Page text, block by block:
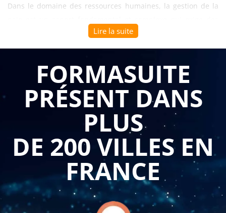
Dans le domaine des ressources humaines, la gestion de la
connaissances approfondies et une maîtrise des
réglementations en vigueur. En tant que professionnel de la
B to B (business-to-business), il est essentiel d'acquérir les
compétences nécessaires pour devenir un Gestionnaire de
Paie Niveau 1. Une formation spécialisée dans ce domaine
peut fournir les outils et les connaissances nécessaires pour
La formation de Gestionnaire de Paie Niveau 1 offre une
variété d'avantages pour les professionnels travaillant dans le
domaine des ressources humaines au sein d'entreprises B to
B. Voici quelques-uns de ces avantages :
Lire la suite
FORMASUITE
PRÉSENT DANS
PLUS
DE 200 VILLES EN
FRANCE